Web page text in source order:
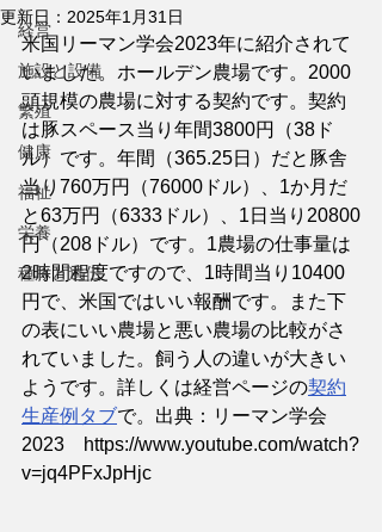
経営
施設と設備
繁殖
健康
福祉
栄養
種豚と遺伝
更新日： 2025年1月31日
米国リーマン学会2023年に紹介されて
いました。ホールデン農場です。2000
頭規模の農場に対する契約です。契約
は豚スペース当り年間3800円（38ド
ル）です。年間（365.25日）だと豚舎
当り760万円（76000ドル）、1か月だ
と63万円（6333ドル）、1日当り20800
円（208ドル）です。1農場の仕事量は
2時間程度ですので、1時間当り10400
円で、米国ではいい報酬です。また下
の表にいい農場と悪い農場の比較がさ
れていました。飼う人の違いが大きい
ようです。詳しくは経営ページの契約
生産例タブで。出典：リーマン学会
2023　https://www.youtube.com/watch?
v=jq4PFxJpHjc